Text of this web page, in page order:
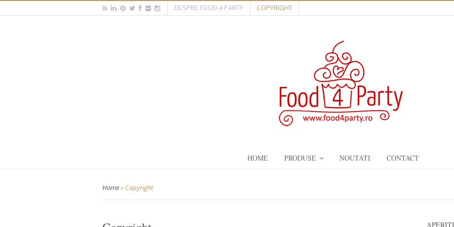
DESPRE FOOD 4 PARTY COPYRIGHT
HOME PRODUSE NOUTATI CONTACT
Home» Copyright